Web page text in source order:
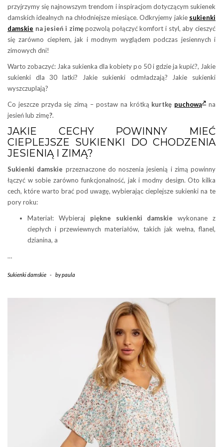
przyjrzymy się najnowszym trendom i inspiracjom dotyczącym sukienek
damskich idealnych na chłodniejsze miesiące. Odkryjemy jakie sukienki
damskie na jesień i zimępozwolą połączyć komfort i styl, aby cieszyć
się zarówno ciepłem, jak i modnym wyglądem podczas jesiennych i
zimowych dni!
Warto zobaczyć: Jaka sukienka dla kobiety po 50 i gdzie ja kupić?, Jakie
sukienki dla 30 latki? Jakie sukienki odmładzają? Jakie sukienki
wyszczuplają?
Co jeszcze przyda się zimą – postaw na krótką kurtkę puchową na
jesień lub zimę?.
JAKIE CECHY POWINNY MIEĆ
CIEPLEJSZE SUKIENKI DO CHODZENIA
JESIENIĄ I ZIMĄ?
Sukienki damskie przeznaczone do noszenia jesienią i zimą powinny
łączyć w sobie zarówno funkcjonalność, jak i modny design. Oto kilka
cech, które warto brać pod uwagę, wybierając cieplejsze sukienki na te
pory roku:
Materiał: Wybieraj piękne sukienki damskie wykonane z
ciepłych i przewiewnych materiałów, takich jak wełna, flanel,
dzianina, a
…
Sukienki damskie - bypaula